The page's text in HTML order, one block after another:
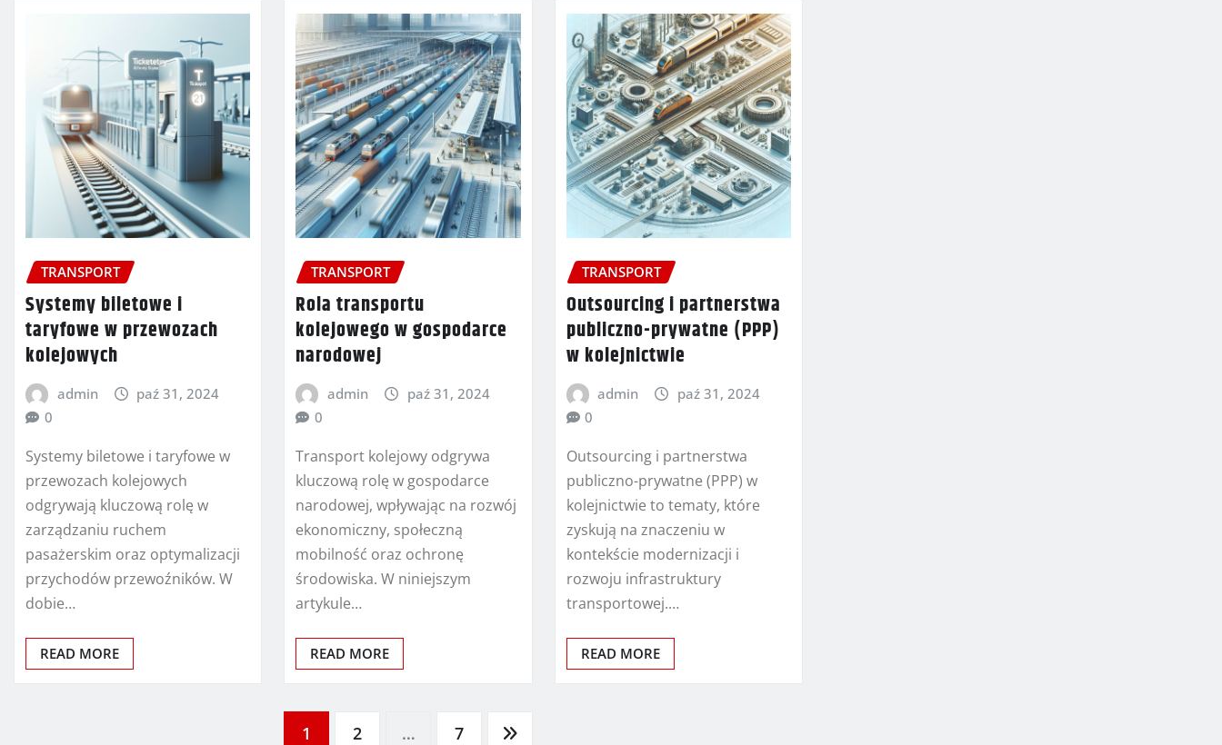
TRANSPORT
Systemy biletowe i
taryfowe w przewozach
kolejowych
admin
paź 31, 2024
0
Systemy biletowe i taryfowe w
przewozach kolejowych
odgrywają kluczową rolę w
zarządzaniu ruchem
pasażerskim oraz optymalizacji
przychodów przewoźników. W
dobie…
READ MORE
TRANSPORT
Rola transportu
kolejowego w gospodarce
narodowej
admin
paź 31, 2024
0
Transport kolejowy odgrywa
kluczową rolę w gospodarce
narodowej, wpływając na rozwój
ekonomiczny, społeczną
mobilność oraz ochronę
środowiska. W niniejszym
artykule…
READ MORE
TRANSPORT
Outsourcing i partnerstwa
publiczno-prywatne (PPP)
w kolejnictwie
admin
paź 31, 2024
0
Outsourcing i partnerstwa
publiczno-prywatne (PPP) w
kolejnictwie to tematy, które
zyskują na znaczeniu w
kontekście modernizacji i
rozwoju infrastruktury
transportowej.…
READ MORE
1 2 … 7